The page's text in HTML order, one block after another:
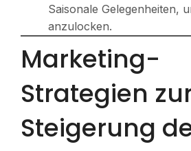
Saisonale Gelegenheiten,
anzulocken.
Marketing-
Strategien
Steigerung